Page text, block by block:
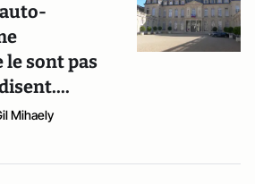
le sont pas
Mihaely